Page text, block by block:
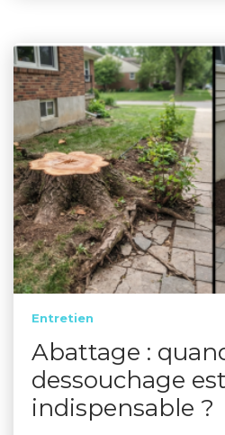
Entretien
Abattage :
dessouchage est
indispensable ?